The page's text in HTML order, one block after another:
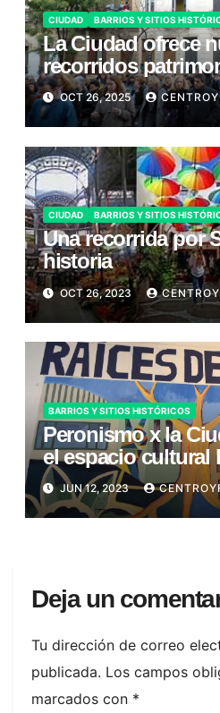
CIUDAD BARRIOS Y SITIOS
La Ciudad ofrece
recorridos
OCT 26, 2025
CIUDAD BARRIOS Y SITIOS
Una recorrida por
historia
OCT 26, 2023
BARRIOS Y SITIOS HISTÓRICOS
Peronismo x la
el espacio cultural
Lugano, Comuna 8
JUN 12, 2023
Deja un
Tu dirección de correo
publicada. Los campos
marcados con *